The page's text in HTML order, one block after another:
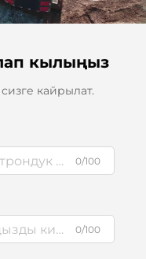
кылыңыз
кайрылат.
0/100
0/100